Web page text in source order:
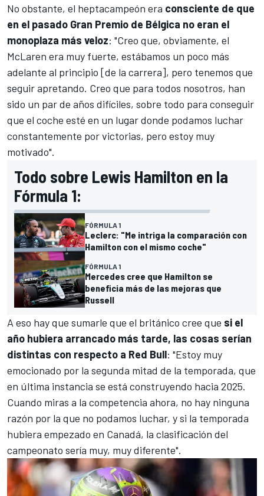
No obstante, el heptacampeón era consciente de que
en el pasado Gran Premio de Bélgica no eran el
monoplaza más veloz: "Creo que, obviamente, el
McLaren era muy fuerte, estábamos un poco más
adelante al principio [de la carrera], pero tenemos que
seguir apretando. Creo que para todos nosotros, han
sido un par de años difíciles, sobre todo para conseguir
que el coche esté en un lugar donde podamos luchar
constantemente por victorias, pero estoy muy
motivado".
Todo sobre Lewis Hamilton en la
Fórmula 1:
FÓRMULA 1
Leclerc: "Me intriga la comparación con
Hamilton con el mismo coche"
FÓRMULA 1
Mercedes cree que Hamilton se
beneficia más de las mejoras que
Russell
A eso hay que sumarle que el británico cree que si el
año hubiera arrancado más tarde, las cosas serían
distintas con respecto a Red Bull: "Estoy muy
emocionado por la segunda mitad de la temporada, que
en última instancia se está construyendo hacia 2025.
Cuando miras a la competencia ahora, no hay ninguna
razón por la que no podamos luchar, y si la temporada
hubiera empezado en Canadá, la clasificación del
campeonato sería muy, muy diferente".